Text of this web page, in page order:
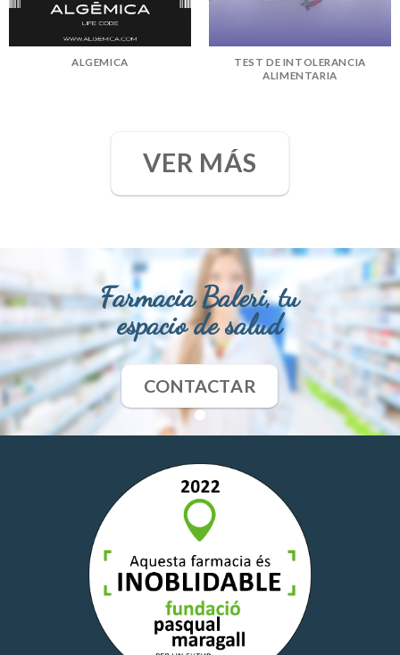
ALGEMICA
TEST DE INTOLERANCIA
ALIMENTARIA
VER MÁS
Farmacia Baleri, tu
espacio de salud
CONTACTAR